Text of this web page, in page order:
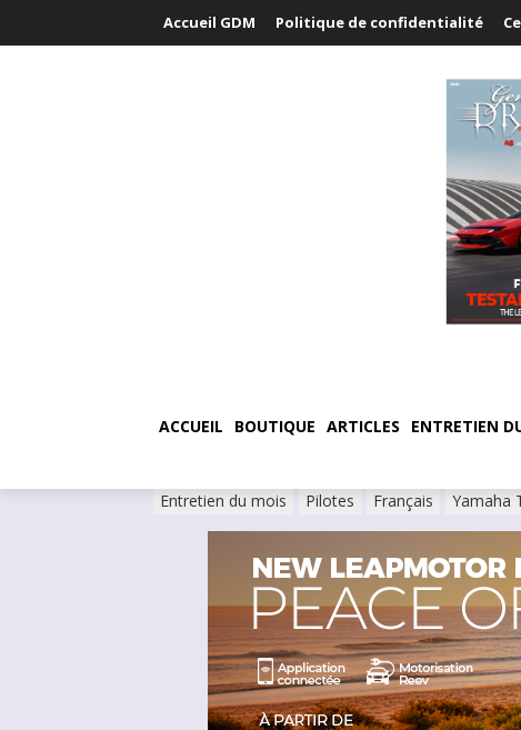
Accueil GDM Politique de confidentialité
ACCUEIL BOUTIQUE ARTICLES ENTRETIEN
Entretien du mois Pilotes Français Yamaha